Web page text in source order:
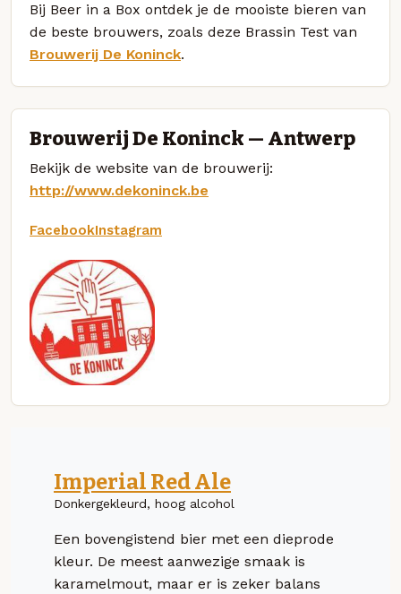
Bij Beer in a Box ontdek je de mooiste bieren van
de beste brouwers, zoals deze Brassin Test van
Brouwerij De Koninck.
Brouwerij De Koninck — Antwerp
Bekijk de website van de brouwerij:
http://www.dekoninck.be
FacebookInstagram
Imperial Red Ale
Donkergekleurd, hoog alcohol
Een bovengistend bier met een dieprode
kleur. De meest aanwezige smaak is
karamelmout, maar er is zeker balans